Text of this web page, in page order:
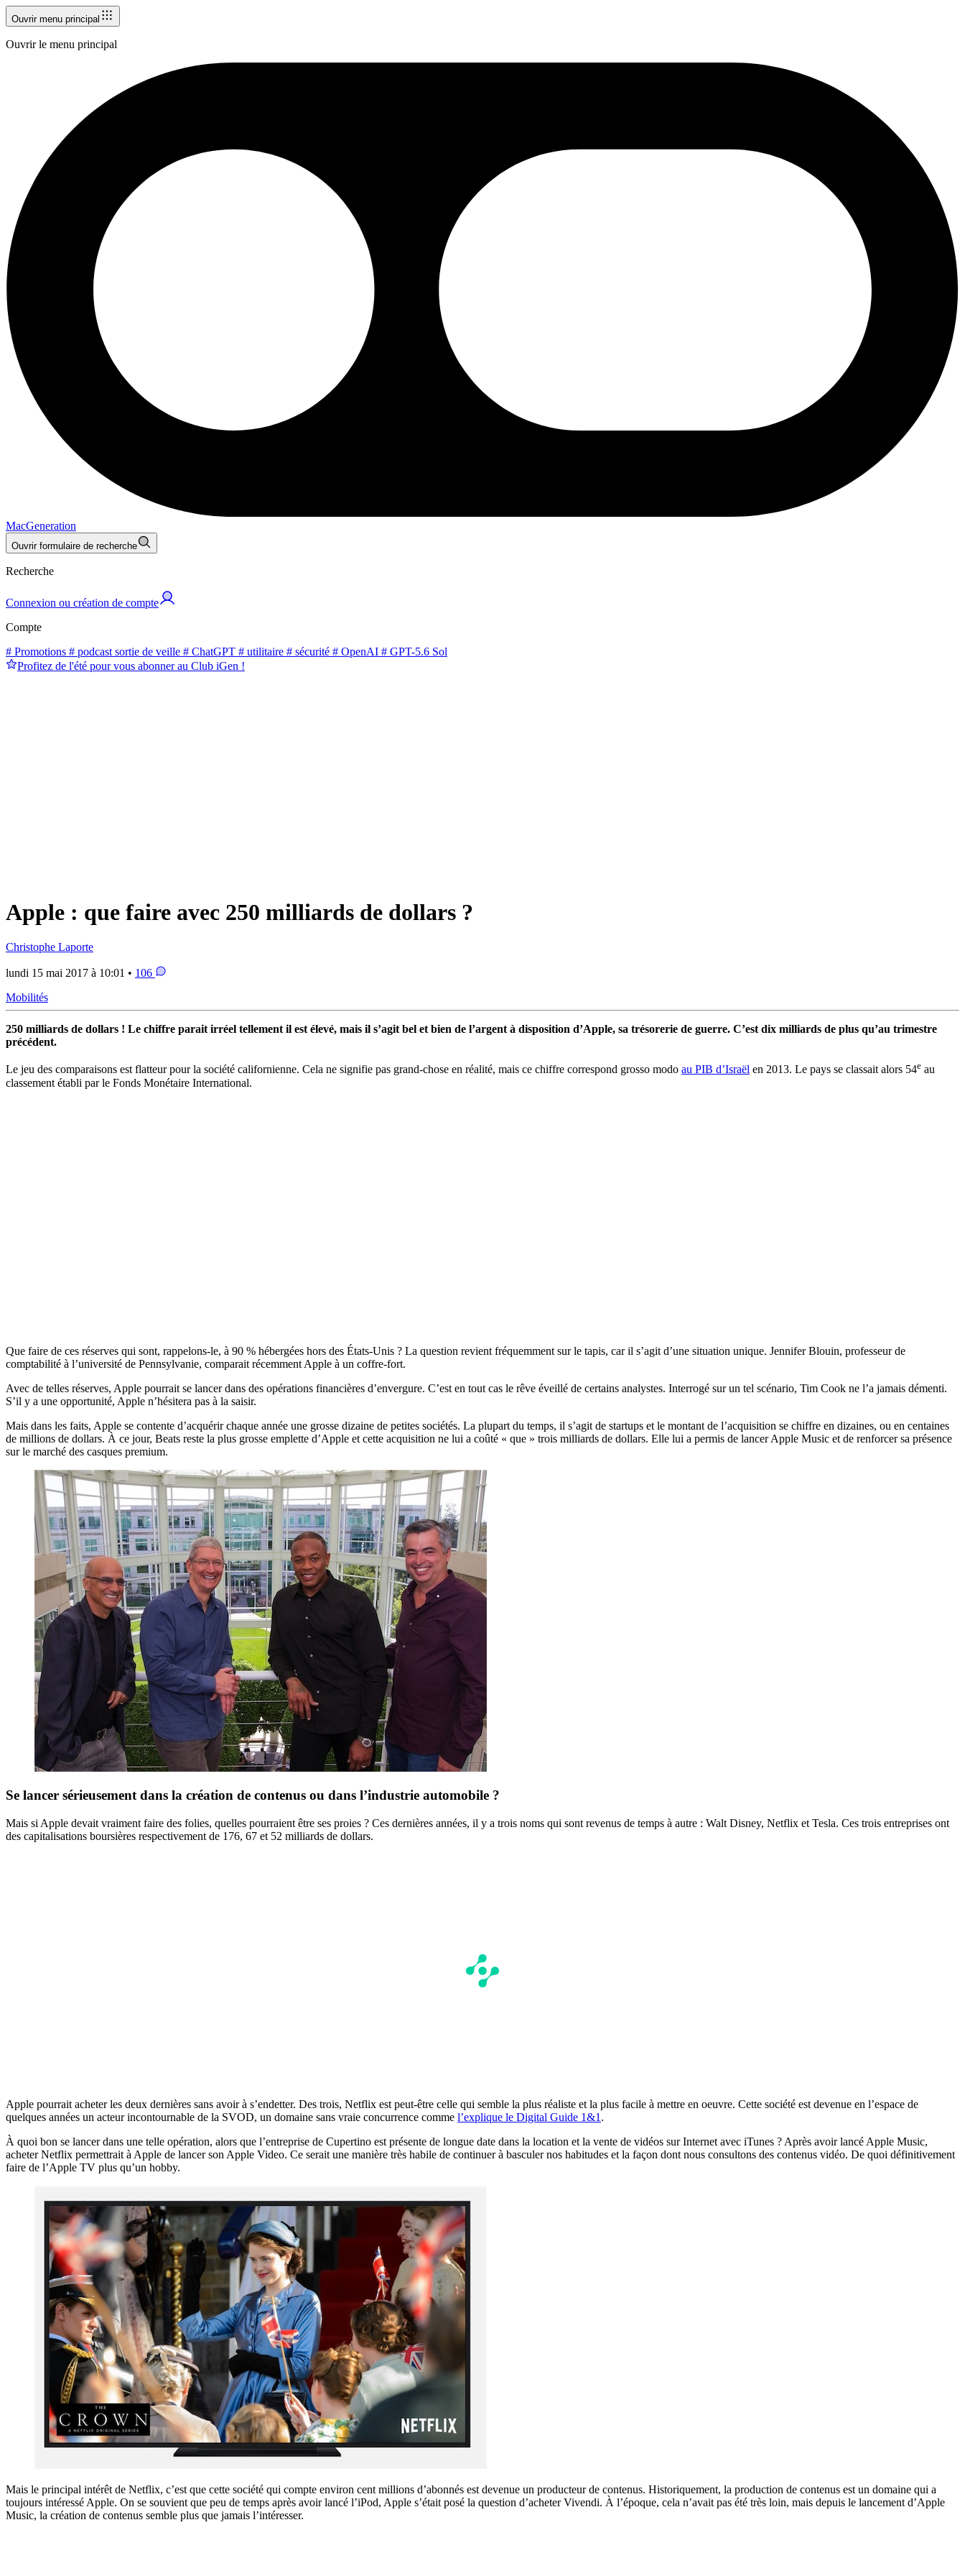
Ouvrir menu principal
Ouvrir le menu principal
MacGeneration
Ouvrir formulaire de recherche
Recherche
Connexion ou création de compte
Compte
# Promotions # podcast sortie de veille # ChatGPT # utilitaire # sécurité # OpenAI # GPT-5.6 Sol
Profitez de l'été pour vous abonner au Club iGen !
Apple : que faire avec 250 milliards de dollars ?
Christophe Laporte
lundi 15 mai 2017 à 10:01 • 106
Mobilités
250 milliards de dollars ! Le chiffre parait irréel tellement il est élevé, mais il s’agit bel et bien de l’argent à disposition d’Apple, sa trésorerie de guerre. C’est dix milliards de plus qu’au trimestre
précédent.
Le jeu des comparaisons est flatteur pour la société californienne. Cela ne signifie pas grand-chose en réalité, mais ce chiffre correspond grosso modo au PIB d’Israël en 2013. Le pays se classait alors 54e au
classement établi par le Fonds Monétaire International.
Que faire de ces réserves qui sont, rappelons-le, à 90 % hébergées hors des États-Unis ? La question revient fréquemment sur le tapis, car il s’agit d’une situation unique. Jennifer Blouin, professeur de
comptabilité à l’université de Pennsylvanie, comparait récemment Apple à un coffre-fort.
Avec de telles réserves, Apple pourrait se lancer dans des opérations financières d’envergure. C’est en tout cas le rêve éveillé de certains analystes. Interrogé sur un tel scénario, Tim Cook ne l’a jamais démenti.
S’il y a une opportunité, Apple n’hésitera pas à la saisir.
Mais dans les faits, Apple se contente d’acquérir chaque année une grosse dizaine de petites sociétés. La plupart du temps, il s’agit de startups et le montant de l’acquisition se chiffre en dizaines, ou en centaines
de millions de dollars. À ce jour, Beats reste la plus grosse emplette d’Apple et cette acquisition ne lui a coûté « que » trois milliards de dollars. Elle lui a permis de lancer Apple Music et de renforcer sa présence
sur le marché des casques premium.
Se lancer sérieusement dans la création de contenus ou dans l’industrie automobile ?
Mais si Apple devait vraiment faire des folies, quelles pourraient être ses proies ? Ces dernières années, il y a trois noms qui sont revenus de temps à autre : Walt Disney, Netflix et Tesla. Ces trois entreprises ont
des capitalisations boursières respectivement de 176, 67 et 52 milliards de dollars.
Apple pourrait acheter les deux dernières sans avoir à s’endetter. Des trois, Netflix est peut-être celle qui semble la plus réaliste et la plus facile à mettre en oeuvre. Cette société est devenue en l’espace de
quelques années un acteur incontournable de la SVOD, un domaine sans vraie concurrence comme l’explique le Digital Guide 1&1 .
À quoi bon se lancer dans une telle opération, alors que l’entreprise de Cupertino est présente de longue date dans la location et la vente de vidéos sur Internet avec iTunes ? Après avoir lancé Apple Music,
acheter Netflix permettrait à Apple de lancer son Apple Video. Ce serait une manière très habile de continuer à basculer nos habitudes et la façon dont nous consultons des contenus vidéo. De quoi définitivement
faire de l’Apple TV plus qu’un hobby.
Mais le principal intérêt de Netflix, c’est que cette société qui compte environ cent millions d’abonnés est devenue un producteur de contenus. Historiquement, la production de contenus est un domaine qui a
toujours intéressé Apple. On se souvient que peu de temps après avoir lancé l’iPod, Apple s’était posé la question d’acheter Vivendi. À l’époque, cela n’avait pas été très loin, mais depuis le lancement d’Apple
Music, la création de contenus semble plus que jamais l’intéresser.